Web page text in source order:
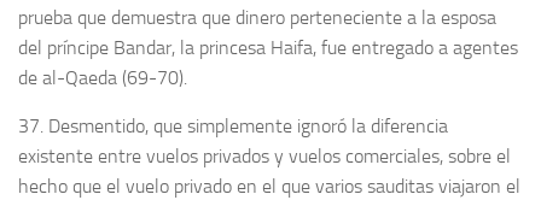
prueba que demuestra que dinero perteneciente a la esposa
del príncipe Bandar, la princesa Haifa, fue entregado a agentes
de al-Qaeda (69-70).
37. Desmentido, que simplemente ignoró la diferencia
existente entre vuelos privados y vuelos comerciales, sobre el
hecho que el vuelo privado en el que varios sauditas viajaron el